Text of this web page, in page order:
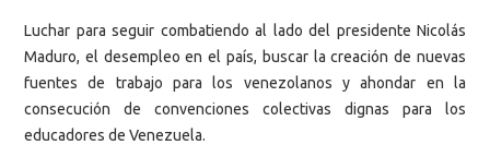
Luchar para seguir combatiendo al lado del presidente Nicolás
Maduro, el desempleo en el país, buscar la creación de nuevas
fuentes de trabajo para los venezolanos y ahondar en la
consecución de convenciones colectivas dignas para los
educadores de Venezuela.